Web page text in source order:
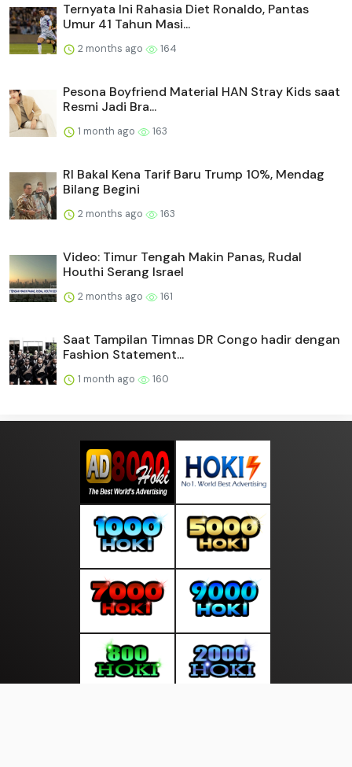
Ternyata Ini Rahasia Diet Ronaldo, Pantas
Umur 41 Tahun Masi...
2 months ago 164
Pesona Boyfriend Material HAN Stray Kids saat
Resmi Jadi Bra...
1 month ago 163
RI Bakal Kena Tarif Baru Trump 10%, Mendag
Bilang Begini
2 months ago 163
Video: Timur Tengah Makin Panas, Rudal
Houthi Serang Israel
2 months ago 161
Saat Tampilan Timnas DR Congo hadir dengan
Fashion Statement...
1 month ago 160